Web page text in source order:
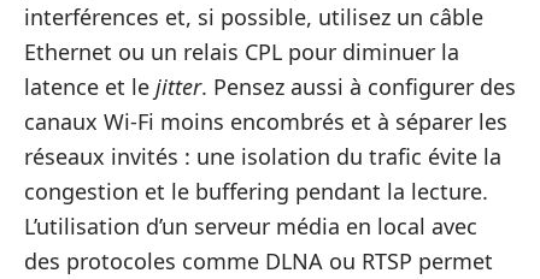
interférences et, si possible, utilisez un câble
Ethernet ou un relais CPL pour diminuer la
latence et le jitter. Pensez aussi à configurer des
canaux Wi‑Fi moins encombrés et à séparer les
réseaux invités : une isolation du trafic évite la
congestion et le buffering pendant la lecture.
L’utilisation d’un serveur média en local avec
des protocoles comme DLNA ou RTSP permet